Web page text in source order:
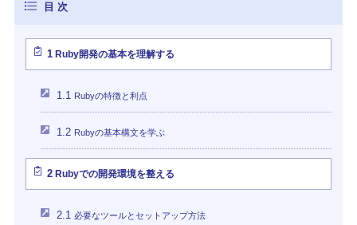
1Ruby開発の基本を理解する
1.1 Rubyの特徴と利点
1.2 Rubyの基本構文を学ぶ
2Rubyでの開発環境を整える
2.1 必要なツールとセットアップ方法